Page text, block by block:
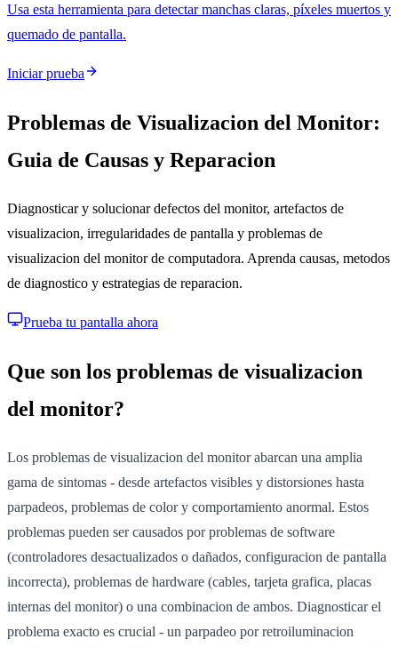
Usa esta herramienta para detectar manchas claras, píxeles muertos y
quemado de pantalla.
Iniciar prueba
Problemas de Visualizacion del Monitor:
Guia de Causas y Reparacion
Diagnosticar y solucionar defectos del monitor, artefactos de
visualizacion, irregularidades de pantalla y problemas de
visualizacion del monitor de computadora. Aprenda causas, metodos
de diagnostico y estrategias de reparacion.
Prueba tu pantalla ahora
Que son los problemas de visualizacion
del monitor?
Los problemas de visualizacion del monitor abarcan una amplia
gama de sintomas - desde artefactos visibles y distorsiones hasta
parpadeos, problemas de color y comportamiento anormal. Estos
problemas pueden ser causados por problemas de software
(controladores desactualizados o dañados, configuracion de pantalla
incorrecta), problemas de hardware (cables, tarjeta grafica, placas
internas del monitor) o una combinacion de ambos. Diagnosticar el
problema exacto es crucial - un parpadeo por retroiluminacion